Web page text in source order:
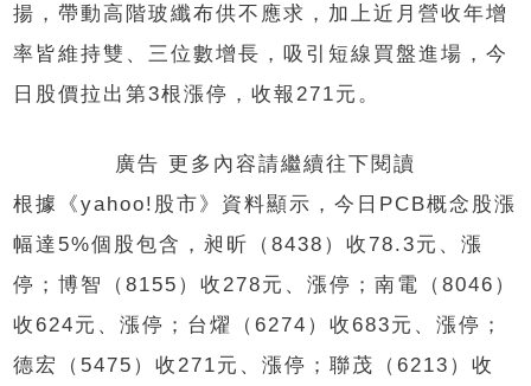
揚，帶動高階玻纖布供不應求，加上近月營收年增
率皆維持雙、三位數增長，吸引短線買盤進場，今
日股價拉出第3根漲停，收報271元。
廣告 更多內容請繼續往下閱讀
根據《yahoo!股市》資料顯示，今日PCB概念股漲
幅達5%個股包含，昶昕（8438）收78.3元、漲
停；博智（8155）收278元、漲停；南電（8046）
收624元、漲停；台燿（6274）收683元、漲停；
德宏（5475）收271元、漲停；聯茂（6213）收